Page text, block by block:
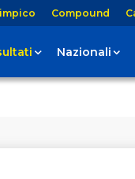
Compound
Nazionali